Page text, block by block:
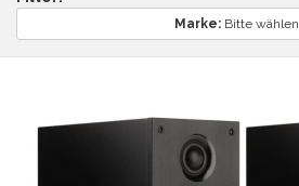
Marke: Bitte wählen